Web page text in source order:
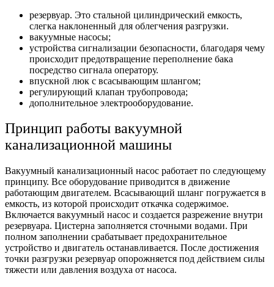
резервуар. Это стальной цилиндрический емкость,
слегка наклоненный для облегчения разгрузки.
вакуумные насосы;
устройства сигнализации безопасности, благодаря чему
происходит предотвращение переполнение бака
посредство сигнала оператору.
впускной люк с всасывающим шлангом;
регулирующий клапан трубопровода;
дополнительное электрооборудование.
Принцип работы вакуумной
канализационной машины
Вакуумный канализационный насос работает по следующему
принципу. Все оборудование приводится в движение
работающим двигателем. Всасывающий шланг погружается в
емкость, из которой происходит откачка содержимое.
Включается вакуумный насос и создается разрежение внутри
резервуара. Цистерна заполняется сточными водами. При
полном заполнении срабатывает предохранительное
устройство и двигатель останавливается. После достижения
точки разгрузки резервуар опорожняется под действием силы
тяжести или давления воздуха от насоса.